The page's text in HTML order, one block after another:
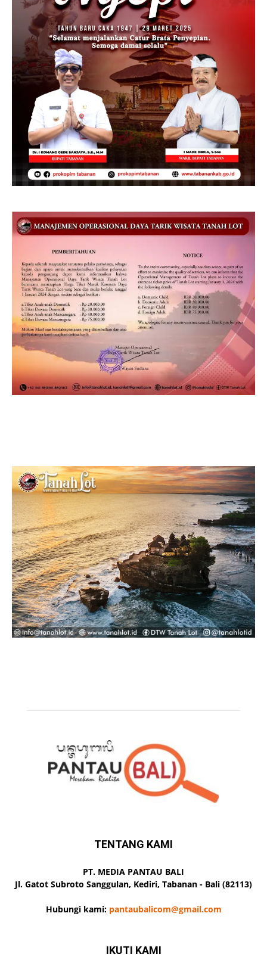
TENTANG KAMI
PT. MEDIA PANTAU BALI
Jl. Gatot Subroto Sanggulan, Kediri, Tabanan - Bali (82113)
Hubungi kami: pantaubalicom@gmail.com
IKUTI KAMI